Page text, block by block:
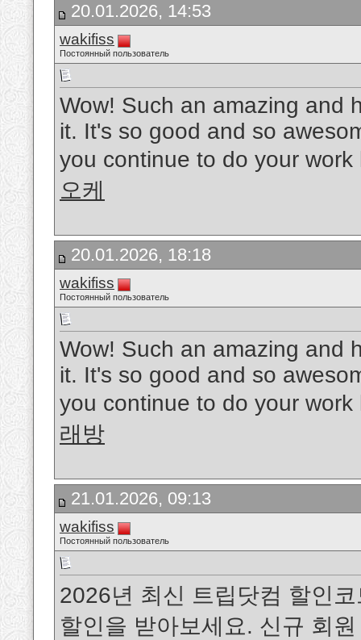
20.01.2026, 14:53
wakifiss
Постоянный пользователь
Wow! Such an amazing and
it. It's so good and so
you continue to do your
오케
20.01.2026, 18:18
wakifiss
Постоянный пользователь
Wow! Such an amazing and
it. It's so good and so
you continue to do your
래방
21.01.2026, 09:13
wakifiss
Постоянный пользователь
2026년 최신 트립닷컴 할인
할인을 받아보세요. 신규 회